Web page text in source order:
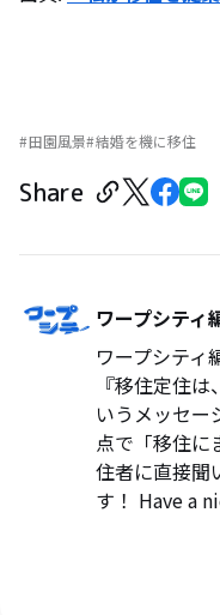
田園風景 結婚を機に移住
Share
ワープシティ
ワープシティ
『移住定住
いうメッセー
点で「移住に
住者に直接聞
す！ Have a